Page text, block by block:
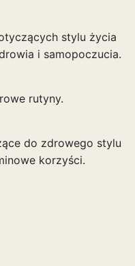
stylu życia
i samopoczucia.
rutyny.
do zdrowego stylu
korzyści.